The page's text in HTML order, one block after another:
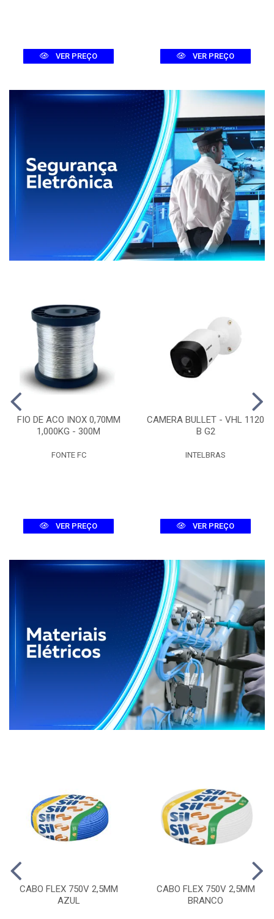
VER PREÇO VER PREÇO
FIO DE ACO INOX 0,70MM
1,000KG - 300M
FONTE FC
VER PREÇO
CAMERA BULLET - VHL 1120
B G2
INTELBRAS
VER PREÇO
CABO FLEX 750V 2,5MM
AZUL
CABO FLEX 750V 2,5MM
BRANCO